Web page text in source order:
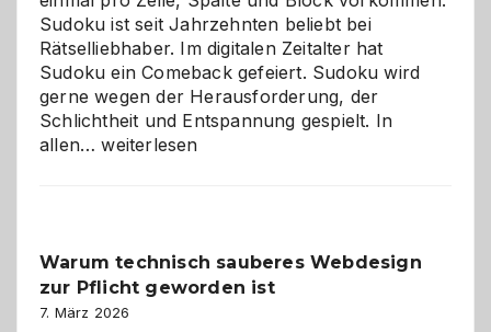
Sudoku ist seit Jahrzehnten beliebt bei
Rätselliebhaber. Im digitalen Zeitalter hat
Sudoku ein Comeback gefeiert. Sudoku wird
gerne wegen der Herausforderung, der
Schlichtheit und Entspannung gespielt. In
allen…Sudoku
den
Logikrätseln
weiterlesen
Warum technisch sauberes Webdesign
zur Pflicht geworden ist
7. März 2026